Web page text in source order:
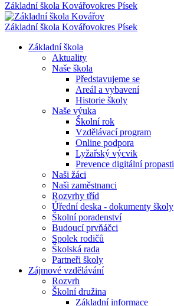
Základní škola Kovářovokres Písek
Základní škola Kovářovokres Písek
Základní škola
Aktuality
Naše škola
Představujeme se
Areál a vybavení
Historie školy
Naše výuka
Školní rok
Vzdělávací program
Online podpora
Lyžařský výcvik
Prevence digitální propasti
Naši žáci
Naši zaměstnanci
Rozvrhy tříd
Úřední deska - dokumenty školy
Školní poradenství
Budoucí prvňáčci
Spolek rodičů
Školská rada
Partneři školy
Zájmové vzdělávání
Rozvrh
Školní družina
Základní informace